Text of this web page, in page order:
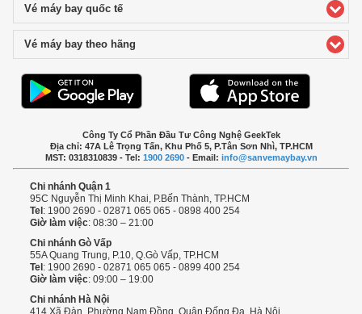
Vé máy bay quốc tếclick to expand contents
Vé máy bay theo hãng
Công Ty Cổ Phần Đầu Tư Công Nghệ GeekTek
Địa chỉ: 47A Lê Trọng Tấn, Khu Phố 5, P.Tân Sơn Nhì, TP.HCM
MST: 0318310839 - Tel: 1900 2690- Email: info@sanvemaybay.vn
Chi nhánh Quận 1
95C Nguyễn Thị Minh Khai, P.Bến Thành, TP.HCM
Tel : 1900 2690 - 02871 065 065 - 0898 400 254
Giờ làm việc: 08:30 – 21:00
Chi nhánh Gò Vấp
55A Quang Trung, P.10, Q.Gò Vấp, TP.HCM
Tel : 1900 2690 - 02871 065 065 - 0899 400 254
Giờ làm việc: 09:00 – 19:00
Chi nhánh Hà Nội
414 Xã Đàn, Phường Nam Đồng, Quận Đống Đa, Hà Nội